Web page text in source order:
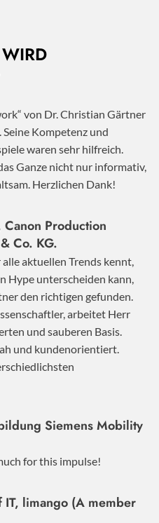
von Dr. Christian Gärtner
Kompetenz und
waren sehr hilfreich.
Ganze nicht nur informativ,
Herzlichen Dank!
Production
Co. KG.
aktuellen Trends kennt,
Hype unterscheiden kann,
den richtigen gefunden.
arbeitet Herr
und sauberen Basis.
und kundenorientiert.
Siemens Mobility
for this impulse!
limango (A member